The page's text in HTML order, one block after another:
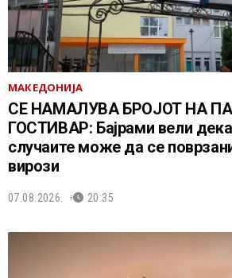
МАКЕДОНИЈА
СЕ НАМАЛУВА БРОЈОТ НА
ГОСТИВАР: Бајрами вели
случаите може да се
вирози
07.08.2026. 20:35